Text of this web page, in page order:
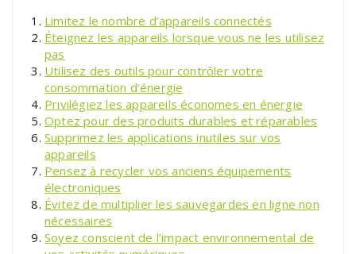
Limitez le nombre d’appareils connectés
Éteignez les appareils lorsque vous ne les utilisez
pas
Utilisez des outils pour contrôler votre
consommation d’énergie
Privilégiez les appareils économes en énergie
Optez pour des produits durables et réparables
Supprimez les applications inutiles sur vos
appareils
Pensez à recycler vos anciens équipements
électroniques
Évitez de multiplier les sauvegardes en ligne non
nécessaires
Soyez conscient de l’impact environnemental de